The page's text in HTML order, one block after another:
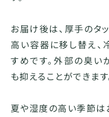
お届け後は、厚手のタ
高い容器に移し替え、
すめです。外部の臭い
も抑えることができます
夏や湿度の高い季節は